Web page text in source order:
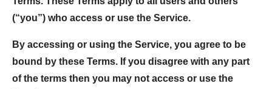
(“you”) who access or use the Service.
By accessing or using the Service, you agree to be
bound by these Terms. If you disagree with any part
of the terms then you may not access or use the